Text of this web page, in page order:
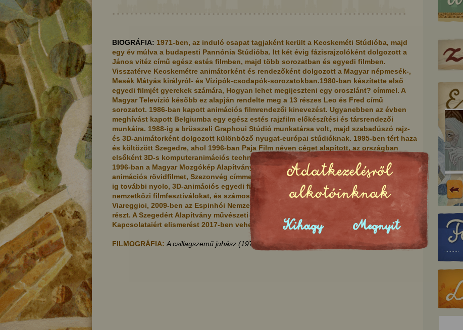
BIOGRÁFIA: 1971-ben, az induló csapat tagjaként került a Kecskeméti Stúdióba, majd
egy év múlva a budapesti Pannónia Stúdióba. Itt két évig fázisrajzolóként dolgozott a
János vitéz című egész estés filmben, majd több sorozatban és egyedi filmben.
Visszatérve Kecskemétre animátorként és rendezőként dolgozott a Magyar népmesék-,
Mesék Mátyás királyról- és Vízipók-csodapók-sorozatokban.1980-ban készítette első
egyedi filmjét gyerekek számára, Hogyan lehet megijeszteni egy oroszlánt? címmel. A
Magyar Televízió később ez alapján rendelte meg a 13 részes Leo és Fred című
sorozatot. 1986-ban kapott animációs filmrendezői kinevezést. Ugyanebben az évben
meghívást kapott Belgiumba egy egész estés rajzfilm előkészítési és társrendezői
munkáira. 1988-ig a brüsszeli Graphoui Stúdió munkatársa volt, majd szabadúszó rajz-
és 3D-animátorként dolgozott különböző nyugat-európai stúdióknak. 1995-ben tért haza
és költözött Szegedre, ahol 1996-ban Paja Film néven céget alapított, az országban
elsőként 3D-s komputeranimációs technikát alkalmazó egyedi rövidfilmek gyártására.
1996-ban a Magyar Mozgókép Alapítvány támogatásával készítette el az első magyar 3D-
animációs rövidfilmet, Szezonvég címmel. 1999-ben Balázs Béla-díjjal tüntették ki. 2018-
ig további nyolc, 3D-animációs egyedi filmet készített, melyek bejárták a hazai és
nemzetközi filmfesztiválokat, és számos díjat nyertek. 1999-ben a Római, 2002-ben a
Viareggioi, 2009-ben az Espinhói Nemzetközi Animációs Fesztiválon zsűritagként vett
részt. A Szegedért Alapítvány művészeti díját 2012-ben, Szeged Város Nemzetközi
Kapcsolataiért elismerést 2017-ben vehette át.
FILMOGRÁFIA: A csillagszemű juhász (1979)-Magyar népmesék 2.
A kiskondás
A király, aki nem akarja
férjhez adni a lányát
Pelikánmadár
Adatkezelésről
alkotóinknak
Kihagy Megnyit